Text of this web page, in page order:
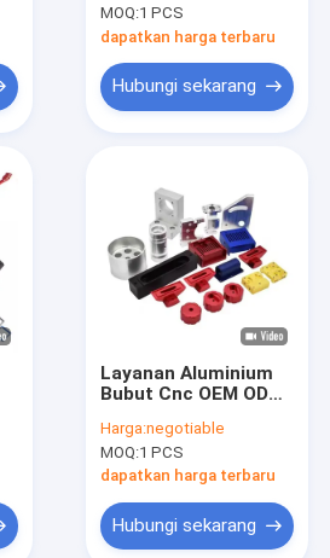
Bagian Kualitas
Tinggi Komponen
Custom Machined
dengan Layanan
Presisi
MOQ:1 PCS
dapatkan harga terbaru
Hubungi sekarang
Layanan Aluminium
Bubut Cnc OEM ODM
Rendah Kustom
Logam Cnc Milling
Machining Lathing
Harga:negotiable
MOQ:1 PCS
dapatkan harga terbaru
Hubungi sekarang